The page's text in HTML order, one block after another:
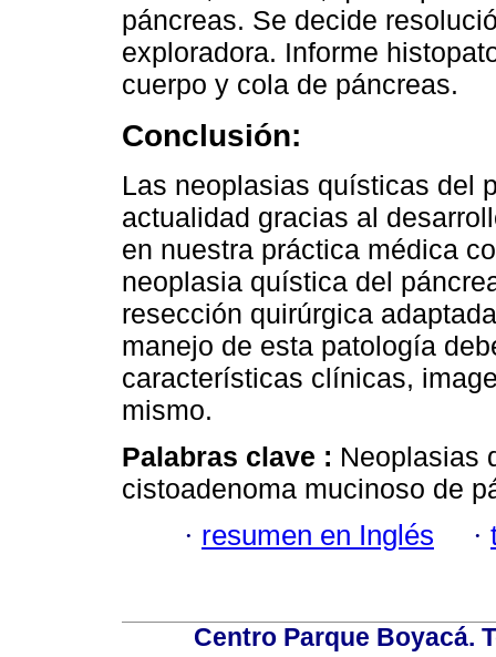
páncreas. Se decide
exploradora. Informe
cuerpo y cola de páncreas.
Conclusión:
Las neoplasias quísticas del
actualidad gracias al
en nuestra práctica médica
neoplasia quística del
resección quirúrgica
manejo de esta patología
características clínicas,
mismo.
Palabras clave : Neoplasias
cistoadenoma mucinoso de
· resumen en Inglés ·
Centro Parque Boyacá.